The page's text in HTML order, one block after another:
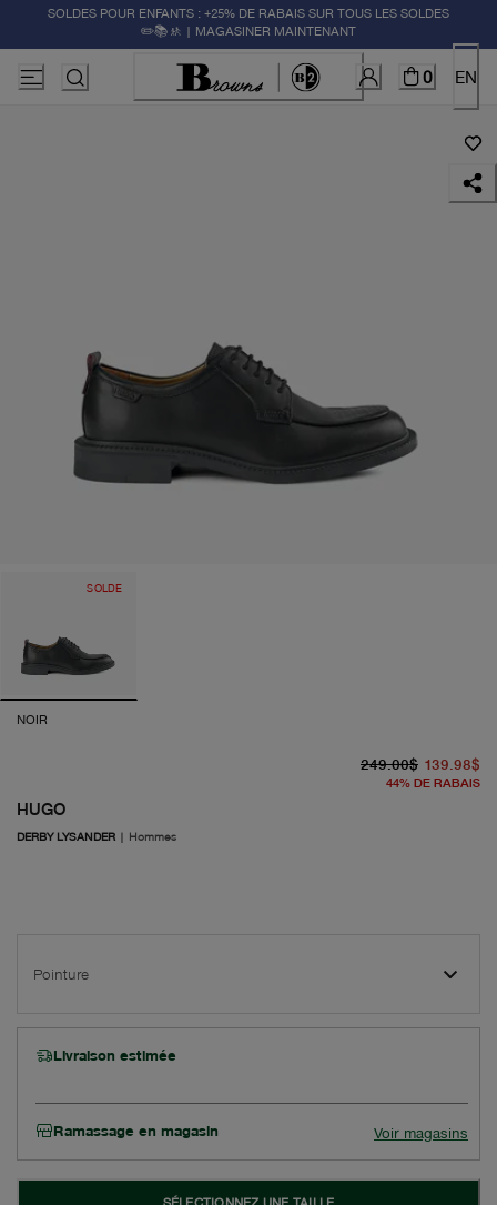
SOLDES POUR ENFANTS : +25% DE RABAIS SUR TOUS LES SOLDES
✏️📚🚸 | MAGASINER MAINTENANT
0 EN
SOLDE
NOIR
HUGO
DERBY LYSANDER | Hommes
249.00$ 139.98$
44% DE RABAIS
Pointure
Livraison estimée
Ramassage en magasin Voir magasins